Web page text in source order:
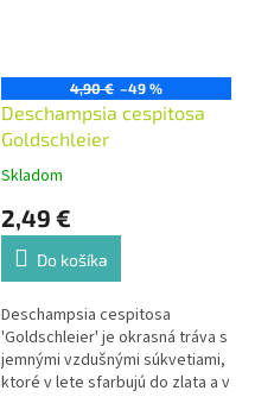
4,90 € –49 %
Deschampsia cespitosa
Goldschleier
Skladom
2,49 €
Do košíka
Deschampsia cespitosa
'Goldschleier' je okrasná tráva s
jemnými vzdušnými súkvetiami,
ktoré v lete sfarbujú do zlata a v